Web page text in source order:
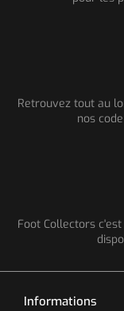
Retrouvez tout au
nos
Foot Collectors
Informations